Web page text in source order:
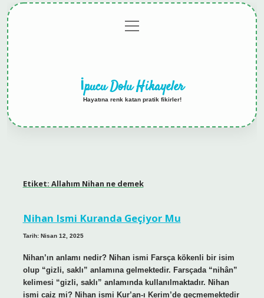
menüyü
aç
İpucu Dolu Hikayeler
Hayatına renk katan pratik fikirler!
Etiket: Allahım Nihan ne demek
Nihan Ismi Kuranda Geçiyor Mu
Tarih: Nisan 12, 2025
Nihan’ın anlamı nedir? Nihan ismi Farsça kökenli bir isim
olup “gizli, saklı” anlamına gelmektedir. Farsçada “nihân”
kelimesi “gizli, saklı” anlamında kullanılmaktadır. Nihan
ismi caiz mi? Nihan ismi Kur’an-ı Kerim’de geçmemektedir